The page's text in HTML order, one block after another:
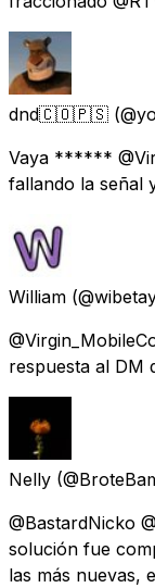
dnd🇨🇴🇵🇸
Vaya ******
fallando la señal
William
respuesta al DM
Nelly
@BastardNicko
solución fue
las más nuevas,